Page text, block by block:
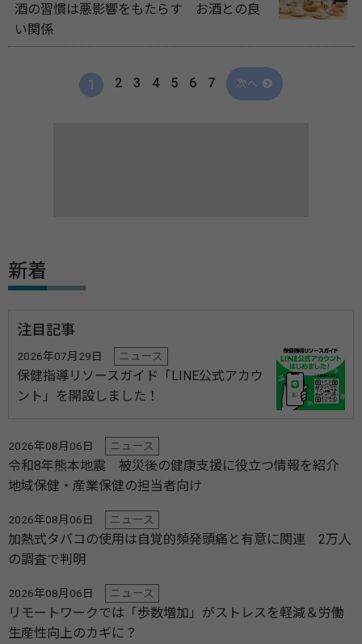
酒の習慣は悪影響をもたらす お酒との良
い関係
1 2 3 4 5 6 7 次へ
新着
注目記事
2026年07月29日 ニュース
保健指導リソースガイド「LINE公式アカウ
ント」を開設しました！
2026年08月06日 ニュース
令和8年熊本地震 被災後の健康支援に役立つ情報を紹介
地域保健・産業保健の担当者向け
2026年08月06日 ニュース
加熱式タバコの使用は自覚的頻発頭痛と有意に関連 2万人
の調査で判明
2026年08月06日 ニュース
リモートワークでは「歩数増加」がストレスを軽減＆労働
生産性向上のカギに？